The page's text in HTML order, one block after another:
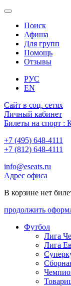
Поиск
Афиша
Для групп
Помощь
Отзывы
РУС
EN
Сайт в соц. сетях
Личный кабинет
Билеты на спорт :
+7 (495) 648-4111
+7 (812) 648-4111
info@eseats.ru
Адрес офиса
В корзине нет
продолжить
Футбол
Лига
Лига